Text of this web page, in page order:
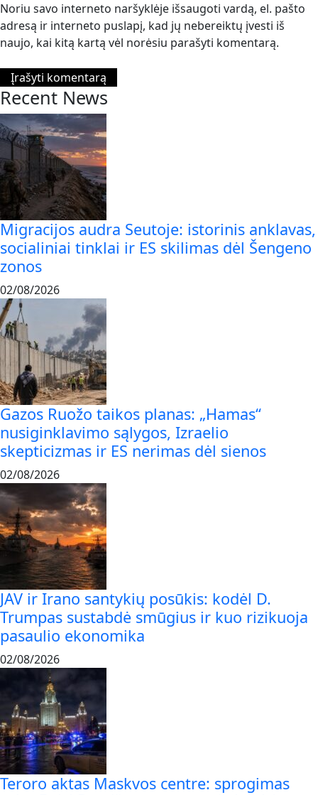
Noriu savo interneto naršyklėje išsaugoti vardą, el. pašto
adresą ir interneto puslapį, kad jų nebereiktų įvesti iš
naujo, kai kitą kartą vėl norėsiu parašyti komentarą.
Recent News
Migracijos audra Seutoje: istorinis anklavas,
socialiniai tinklai ir ES skilimas dėl Šengeno
zonos
02/08/2026
Gazos Ruožo taikos planas: „Hamas“
nusiginklavimo sąlygos, Izraelio
skepticizmas ir ES nerimas dėl sienos
02/08/2026
JAV ir Irano santykių posūkis: kodėl D.
Trumpas sustabdė smūgius ir kuo rizikuoja
pasaulio ekonomika
02/08/2026
Teroro aktas Maskvos centre: sprogimas